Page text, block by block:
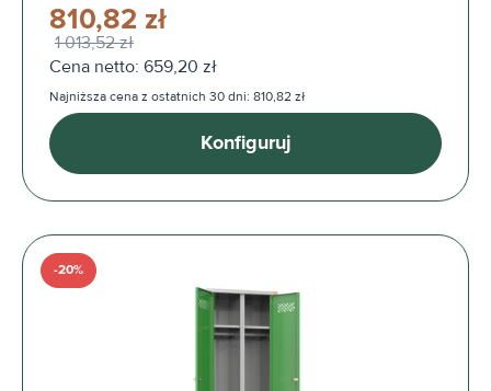
810,82 zł
1 013,52 zł
Cena netto: 659,20 zł
Najniższa cena z ostatnich 30 dni: 810,82 zł
Konfiguruj
-20%